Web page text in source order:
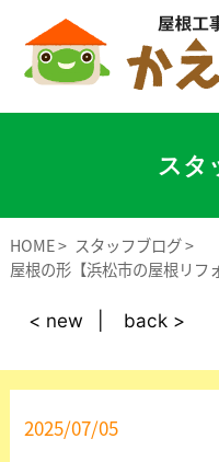
スタ
HOME
スタッフブログ
屋根の形【浜松市の屋根リフ
< new back >
2025/07/05